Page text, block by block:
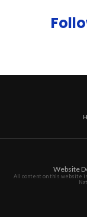
Website
All content on this website